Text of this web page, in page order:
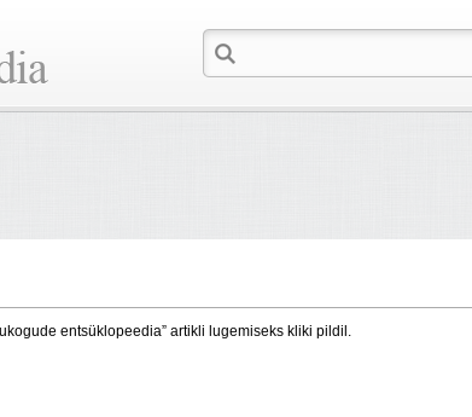
entsüklopeedia” artikli lugemiseks kliki pildil.